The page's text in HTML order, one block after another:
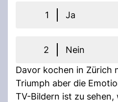
1 Ja
2
Nein
Davor kochen in Zürich
Triumph aber die
TV-Bildern ist zu sehen,